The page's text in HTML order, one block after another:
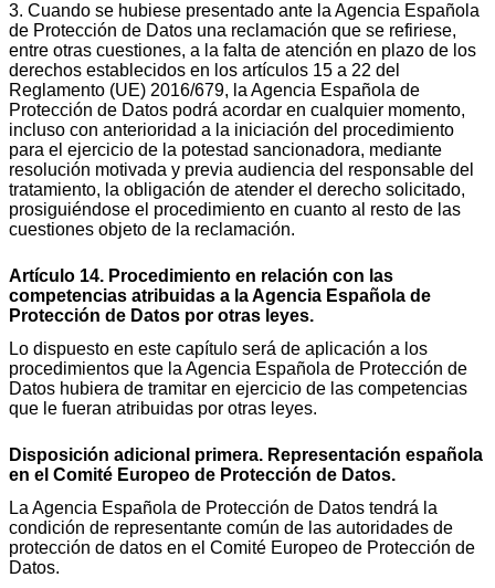
3. Cuando se hubiese presentado ante la Agencia Española
de Protección de Datos una reclamación que se refiriese,
entre otras cuestiones, a la falta de atención en plazo de los
derechos establecidos en los artículos 15 a 22 del
Reglamento (UE) 2016/679, la Agencia Española de
Protección de Datos podrá acordar en cualquier momento,
incluso con anterioridad a la iniciación del procedimiento
para el ejercicio de la potestad sancionadora, mediante
resolución motivada y previa audiencia del responsable del
tratamiento, la obligación de atender el derecho solicitado,
prosiguiéndose el procedimiento en cuanto al resto de las
cuestiones objeto de la reclamación.
Artículo 14. Procedimiento en relación con las
competencias atribuidas a la Agencia Española de
Protección de Datos por otras leyes.
Lo dispuesto en este capítulo será de aplicación a los
procedimientos que la Agencia Española de Protección de
Datos hubiera de tramitar en ejercicio de las competencias
que le fueran atribuidas por otras leyes.
Disposición adicional primera. Representación española
en el Comité Europeo de Protección de Datos.
La Agencia Española de Protección de Datos tendrá la
condición de representante común de las autoridades de
protección de datos en el Comité Europeo de Protección de
Datos.